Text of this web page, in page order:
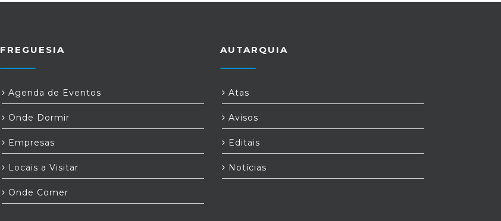
FREGUESIA
Agenda de Eventos
Onde Dormir
Empresas
Locais a Visitar
Onde Comer
AUTARQUIA
Atas
Avisos
Editais
Notícias